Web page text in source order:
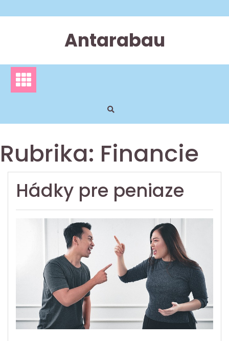
to
Antarabau
Rubrika: Financie
Hádky pre peniaze